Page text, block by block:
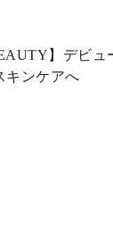
】デビュ
キンケアへ